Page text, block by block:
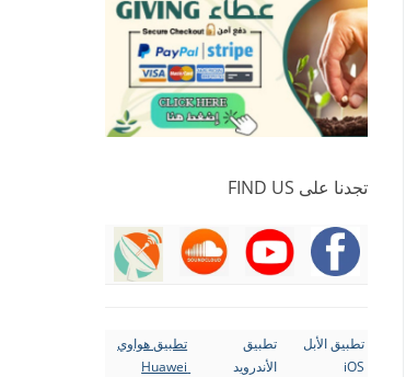
تجدنا على FIND US
تطبيق الأبل
iOS
تطبيق
الأندرويد
تطبيق هواوي